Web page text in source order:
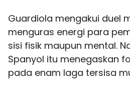
Guardiola mengakui duel
menguras energi para
sisi fisik maupun mental.
Spanyol itu menegaskan
pada enam laga tersisa